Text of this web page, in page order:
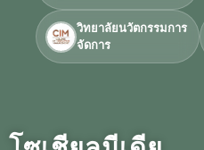
วิทยาลัยนวัตกรรมการ
จัดการ